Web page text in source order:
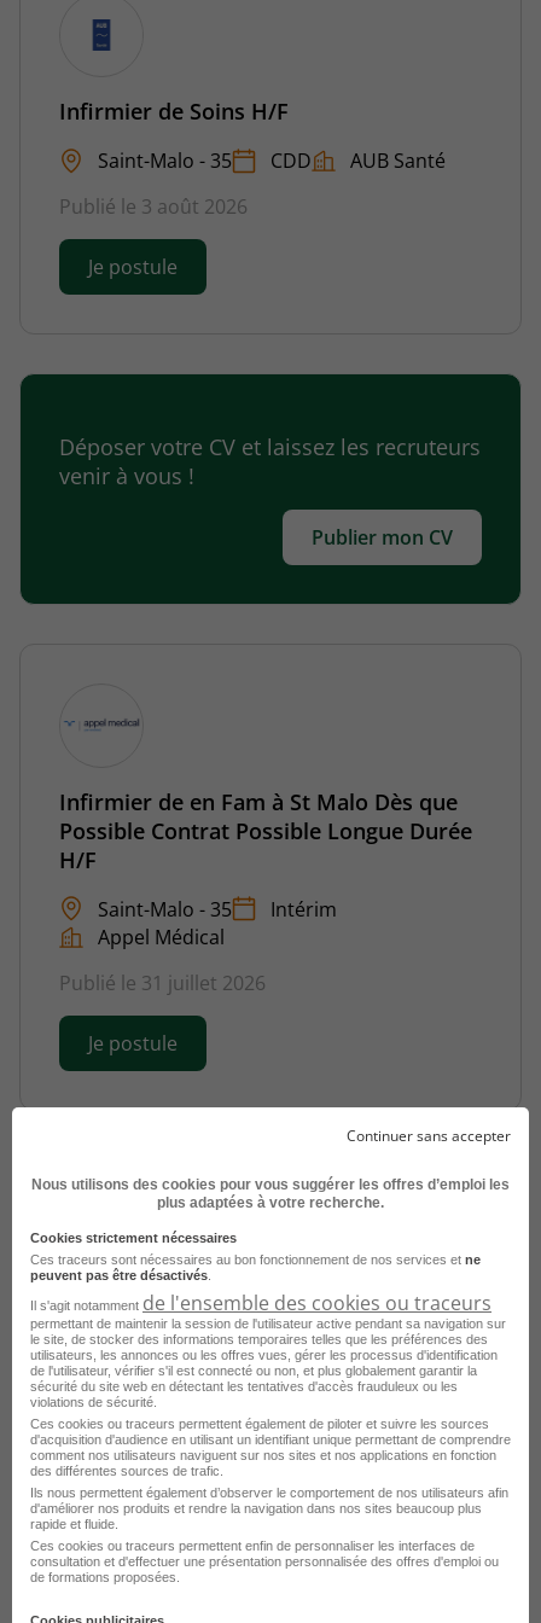
Infirmier de Soins H/F
Saint-Malo - 35 CDD
AUB Santé
Publié le 3 août 2026
Je postule
Déposer votre CV et laissez les recruteurs
venir à vous !
Publier mon CV
Infirmier de en Fam à St Malo Dès que
Possible Contrat Possible Longue Durée
H/F
Saint-Malo - 35
Intérim
Appel Médical
Publié le 31 juillet 2026
Je postule
Infirmier de en CDD - EHPAD St Malo
H/F
Saint-Malo - 35 CDD
Appel Médical
Publié le 30 juillet 2026
Je postule
Continuer sans accepter
Nous utilisons des cookies pour vous suggérer les offres d’emploi les
plus adaptées à votre recherche.
Cookies strictement nécessaires
Ces traceurs sont nécessaires au bon fonctionnement de nos services et ne
peuvent pas être désactivés
Il s'agit notamment de l'ensemble des cookies ou traceurs
permettant de maintenir la session de l'utilisateur active pendant sa navigation sur
le site, de stocker des informations temporaires telles que les préférences des
utilisateurs, les annonces ou les offres vues, gérer les processus d'identification
de l'utilisateur, vérifier s'il est connecté ou non, et plus globalement garantir la
sécurité du site web en détectant les tentatives d'accès frauduleux ou les
violations de sécurité.
Ces cookies ou traceurs permettent également de piloter et suivre les sources
d'acquisition d'audience en utilisant un identifiant unique permettant de comprendre
comment nos utilisateurs naviguent sur nos sites et nos applications en fonction
des différentes sources de trafic.
Ils nous permettent également d’observer le comportement de nos utilisateurs afin
d'améliorer nos produits et rendre la navigation dans nos sites beaucoup plus
rapide et fluide.
Ces cookies ou traceurs permettent enfin de personnaliser les interfaces de
consultation et d'effectuer une présentation personnalisée des offres d'emploi ou
de formations proposées.
Cookies publicitaires